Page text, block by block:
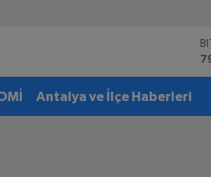
Antalya ve İlçe Haberleri